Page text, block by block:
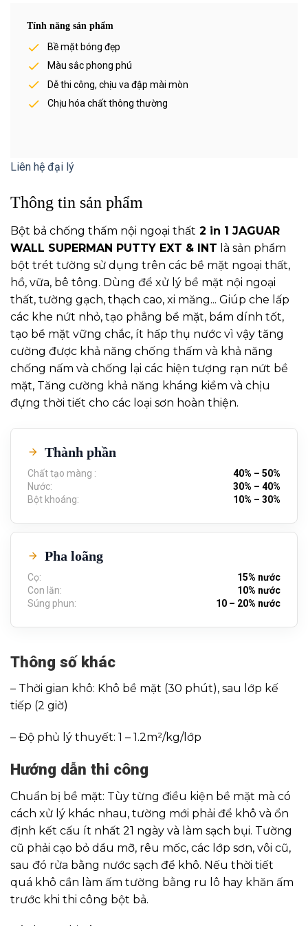
Tính năng sản phẩm
Bề mặt bóng đẹp
Màu sắc phong phú
Dễ thi công, chịu va đập mài mòn
Chịu hóa chất thông thường
Liên hệ đại lý
Thông tin sản phẩm
Bột bả chống thấm nội ngoại thất 2 in 1 JAGUAR
WALL SUPERMAN PUTTY EXT & INT là sản phẩm
bột trét tường sử dụng trên các bề mặt ngoại thất,
hồ, vữa, bê tông. Dùng để xử lý bề mặt nội ngoại
thất, tường gạch, thạch cao, xi măng... Giúp che lấp
các khe nứt nhỏ, tạo phẳng bề mặt, bám dính tốt,
tạo bề mặt vững chắc, ít hấp thụ nước vì vậy tăng
cường được khả năng chống thấm và khả năng
chống nấm và chống lại các hiện tượng rạn nứt bề
mặt, Tăng cường khả năng kháng kiềm và chịu
đựng thời tiết cho các loại sơn hoàn thiện.
Thành phần
Chất tạo màng :
40% – 50%
Nước:
30% – 40%
Bột khoáng:
10% – 30%
Pha loãng
Cọ:
15% nước
Con lăn:
10% nước
Súng phun:
10 – 20% nước
Thông số khác
– Thời gian khô: Khô bề mặt (30 phút), sau lớp kế
tiếp (2 giờ)
– Độ phủ lý thuyết: 1 – 1.2m²/kg/lớp
Hướng dẫn thi công
Chuẩn bị bề mặt: Tùy từng điều kiện bề mặt mà có
cách xử lý khác nhau, tường mới phải để khô và ổn
định kết cấu ít nhất 21 ngày và làm sạch bụi. Tường
cũ phải cạo bỏ dầu mỡ, rêu mốc, các lớp sơn, vôi cũ,
sau đó rửa bằng nước sạch để khô. Nếu thời tiết
quá khô cần làm ấm tường bằng ru lô hay khăn ấm
trước khi thi công bột bả.